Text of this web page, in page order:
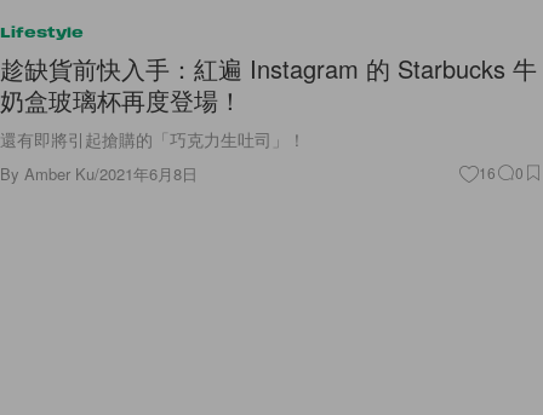
Lifestyle
趁缺貨前快入手：紅遍 Instagram 的 Starbucks 牛
奶盒玻璃杯再度登場！
還有即將引起搶購的「巧克力生吐司」！
By Amber Ku/2021年6月8日 16 0